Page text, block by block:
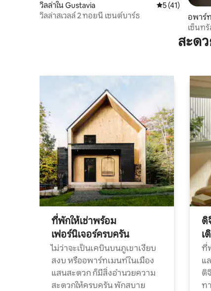
วิลล่าใน Gustavia คะแนนเฉลี่ย 5 จ
5 (41)
วิลล่าสเวลล์ 2 ทอยนี เซนต์บาร์ธ
อพาร์
emy
เซ็นท
สะด
ที่พักให้เช่าพร้อม
เฟอร์นิเจอร์ครบครัน
ไม่ว่าจะเป็นเคบินบนภูเขาเงียบ
สงบ หรืออพาร์ทเมนท์ในเมือง
แสนสะดวก ก็มีสิ่งอำนวยความ
สะดวกให้ครบครัน พักสบาย
ดิ
เ
ที่
แ
ดิ
ท